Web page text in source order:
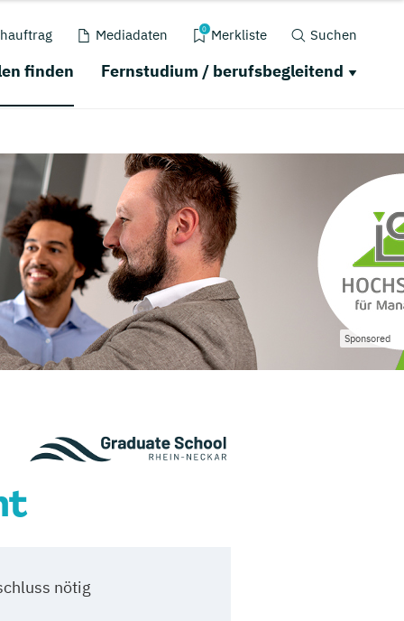
Mediadaten 0 Merkliste Suchen
finden Fernstudium / berufsbegleitend
Sponsored
nötig